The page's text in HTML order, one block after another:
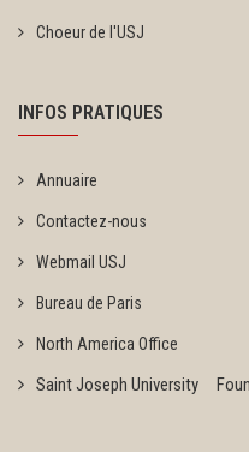
Choeur de l'USJ
INFOS PRATIQUES
Annuaire
Contactez-nous
Webmail USJ
Bureau de Paris
North America Office
Saint Joseph University